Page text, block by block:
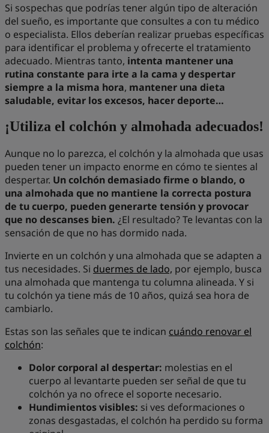
Si sospechas que podrías tener algún tipo de alteración
del sueño, es importante que consultes a con tu médico
o especialista. Ellos deberían realizar pruebas específicas
para identificar el problema y ofrecerte el tratamiento
adecuado. Mientras tanto, intenta mantener una
rutina constante para irte a la cama y despertar
siempre a la misma hora, mantener una dieta
saludable, evitar los excesos, hacer deporte…
¡Utiliza el colchón y almohada adecuados!
Aunque no lo parezca, el colchón y la almohada que usas
pueden tener un impacto enorme en cómo te sientes al
despertar. Un colchón demasiado firme o blando, o
una almohada que no mantiene la correcta postura
de tu cuerpo, pueden generarte tensión y provocar
que no descanses bien. ¿El resultado? Te levantas con la
sensación de que no has dormido nada.
Invierte en un colchón y una almohada que se adapten a
tus necesidades. Si duermes de lado, por ejemplo, busca
una almohada que mantenga tu columna alineada. Y si
tu colchón ya tiene más de 10 años, quizá sea hora de
cambiarlo.
Estas son las señales que te indican cuándo renovar el
colchón:
Dolor corporal al despertar: molestias en el
cuerpo al levantarte pueden ser señal de que tu
colchón ya no ofrece el soporte necesario.
Hundimientos visibles: si ves deformaciones o
zonas desgastadas, el colchón ha perdido su forma